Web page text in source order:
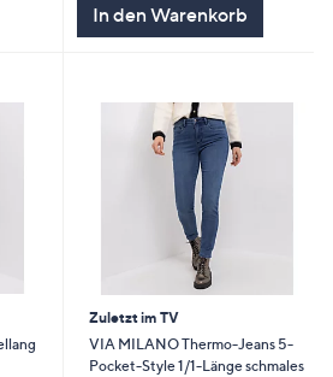
In den Warenkorb
Zuletzt im TV
VIA MILANO Thermo-Jeans 5-
Pocket-Style 1/1-Länge schmales